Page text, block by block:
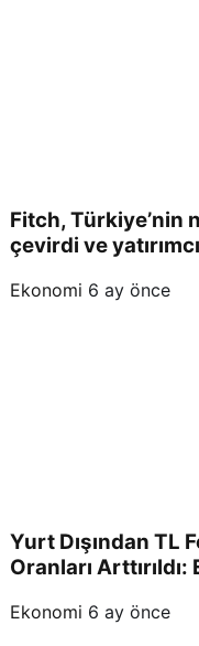
Fitch, Türkiye’nin
çevirdi ve
Ekonomi 6 ay önce
Yurt Dışından TL
Oranları
Ekonomi 6 ay önce